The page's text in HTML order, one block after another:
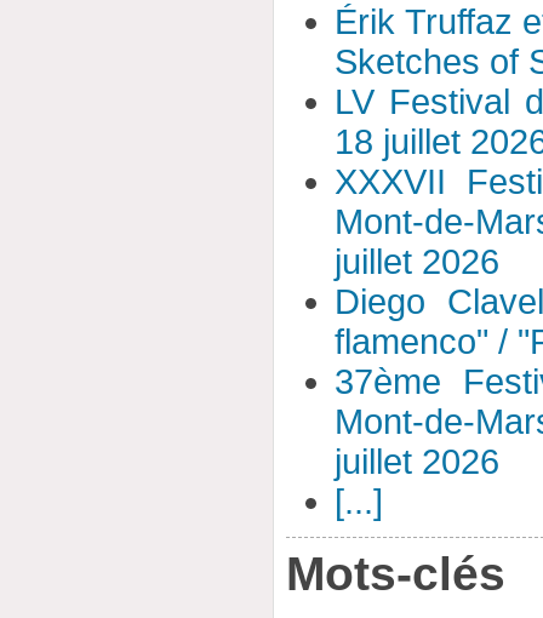
Érik Truffaz
Sketches of
LV Festival
18 juillet
XXXVII
Mont-de-
juillet 2026
Diego
flamenco" /
37ème
Mont-de-
juillet 2026
[...]
Mots-clés